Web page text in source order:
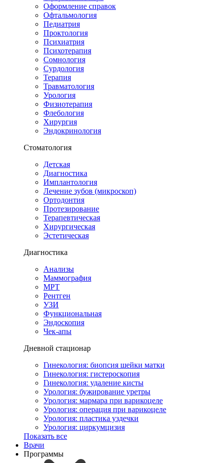
Оформление справок
Офтальмология
Педиатрия
Проктология
Психиатрия
Психотерапия
Сомнология
Сурдология
Терапия
Травматология
Урология
Физиотерапия
Флебология
Хирургия
Эндокринология
Стоматология
Детская
Диагностика
Имплантология
Лечение зубов (микроскоп)
Ортодонтия
Протезирование
Терапевтическая
Хирургическая
Эстетическая
Диагностика
Анализы
Маммография
МРТ
Рентген
УЗИ
Функциональная
Эндоскопия
Чек-апы
Дневной стационар
Гинекология: биопсия шейки матки
Гинекология: гистероскопия
Гинекология: удаление кисты
Урология: бужирование уретры
Урология: мармара при варикоцеле
Урология: операция при варикоцеле
Урология: пластика уздечки
Урология: циркумцизия
Показать все
Врачи
Программы